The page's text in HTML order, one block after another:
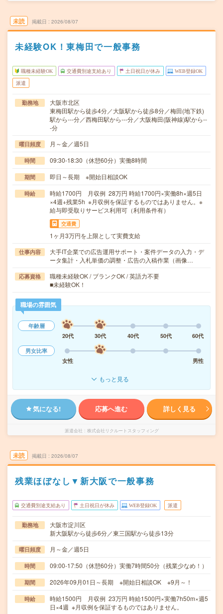
未読 掲載日 2026/08/07
未経験OK！東梅田で一般事務
職種未経験OK 交通費別途支給あり 土日祝日が休み WEB登録OK
派遣
勤務地
大阪市北区
東梅田駅から徒歩4分／大阪駅から徒歩8分／梅田(地下鉄)
駅から---分／西梅田駅から---分／大阪梅田(阪神線)駅から--
-分
曜日頻度 月～金／週5日
時間 09:30-18:30（休憩60分）実働8時間
期間 即日～長期 ※開始日相談OK
時給
時給1700円 月収例 28万円 時給1700円×実働8h×週5日
×4週+残業5h ※月収例を保証するものではありません。※
給与即受取りサービス利用可（利用条件有）
交通費
1ヶ月3万円を上限として実費支給
仕事内容
大手IT企業での広告運用サポート・案件データの入力・デ
ータ集計・入札単価の調整・広告の入稿作業（画像…
応募資格
職種未経験OK / ブランクOK / 英語力不要
■未経験OK！
職場の雰囲気
年齢層
20代
30代 40代 50代
60代
男女比率
女性
男性
もっと見る
気になる! 応募へ進む 詳しく見る
派遣会社 株式会社リクルートスタッフィング
未読 掲載日 2026/08/07
残業ほぼなし▼新大阪で一般事務
交通費別途支給あり 土日祝日が休み WEB登録OK 派遣
勤務地
大阪市淀川区
新大阪駅から徒歩6分／東三国駅から徒歩13分
曜日頻度 月～金／週5日
時間 09:00-17:50（休憩60分）実働7時間50分（残業少なめ！）
期間 2026年09月01日～長期 ※開始日相談OK ※9月～！
時給
時給1500円 月収例 23万円 時給1500円×実働7h50m×週5
日×4週 ※月収例を保証するものではありません。